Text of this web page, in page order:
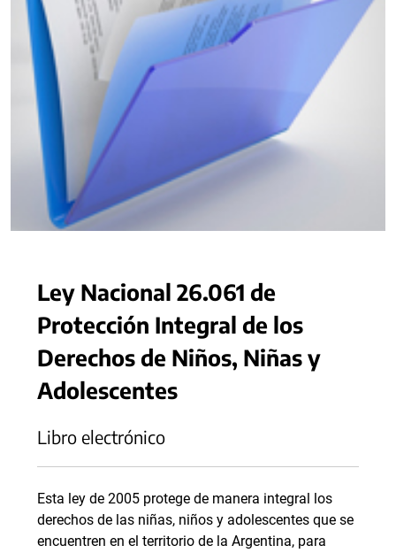
Ley Nacional 26.061 de
Protección Integral de los
Derechos de Niños, Niñas y
Adolescentes
Libro electrónico
Esta ley de 2005 protege de manera integral los
derechos de las niñas, niños y adolescentes que se
encuentren en el territorio de la Argentina, para